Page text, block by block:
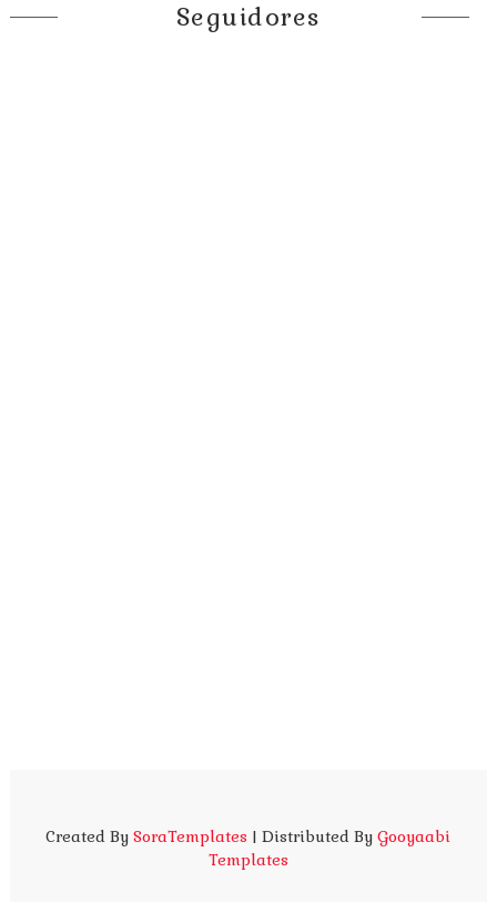
Seguidores
Created BySoraTemplates | Distributed ByGooyaabi
Templates